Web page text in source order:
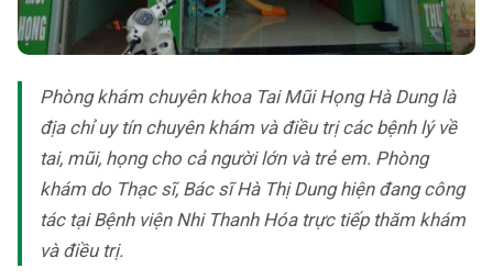
Phòng khám chuyên khoa Tai Mũi Họng Hà Dung là
địa chỉ uy tín chuyên khám và điều trị các bệnh lý về
tai, mũi, họng cho cả người lớn và trẻ em. Phòng
khám do Thạc sĩ, Bác sĩ Hà Thị Dung hiện đang công
tác tại Bệnh viện Nhi Thanh Hóa trực tiếp thăm khám
và điều trị.